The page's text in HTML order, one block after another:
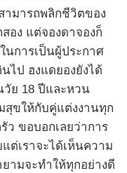
ามารถพลิกชีวิตของ
อง แต่จองดาจองก็
นการเป็นผู้ประกาศ
ไป ฮงแดยองยังได้
วัย 18 ปีและหวน
สุขให้กับคู่แต่งงานทุก
ว ขอบอกเลยว่าการ
ต่เราจะได้เห็นความ
ามจะทำให้ทุกอย่างดี